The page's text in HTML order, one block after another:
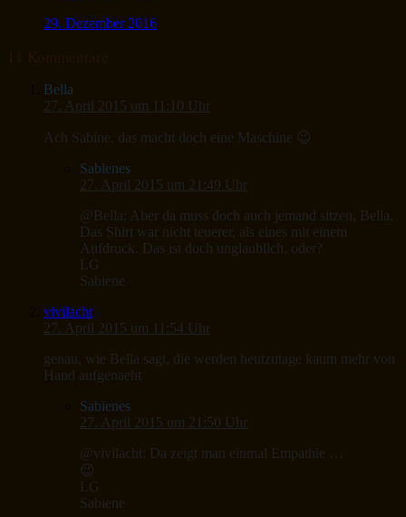
29. Dezember 2016
Bella
27. April 2015 um 11:10 Uhr
Ach Sabine, das macht doch eine Maschine 😉
Sabienes
27. April 2015 um 21:49 Uhr
@Bella: Aber da muss doch auch jemand sitzen, Bella.
Das Shirt war nicht teuerer, als eines mit einem
Aufdruck. Das ist doch unglaublich, oder?
LG
Sabiene
vivilacht
27. April 2015 um 11:54 Uhr
genau, wie Bella sagt, die werden heutzutage kaum mehr von
Hand aufgenaeht
Sabienes
27. April 2015 um 21:50 Uhr
@vivilacht: Da zeigt man einmal Empathie …
😉
LG
Sabiene